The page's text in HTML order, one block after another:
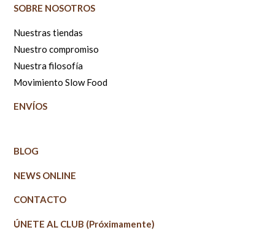
SOBRE NOSOTROS
Nuestras tiendas
Nuestro compromiso
Nuestra filosofía
Movimiento Slow Food
ENVÍOS
BLOG
NEWS ONLINE
CONTACTO
ÚNETE AL CLUB (Próximamente)